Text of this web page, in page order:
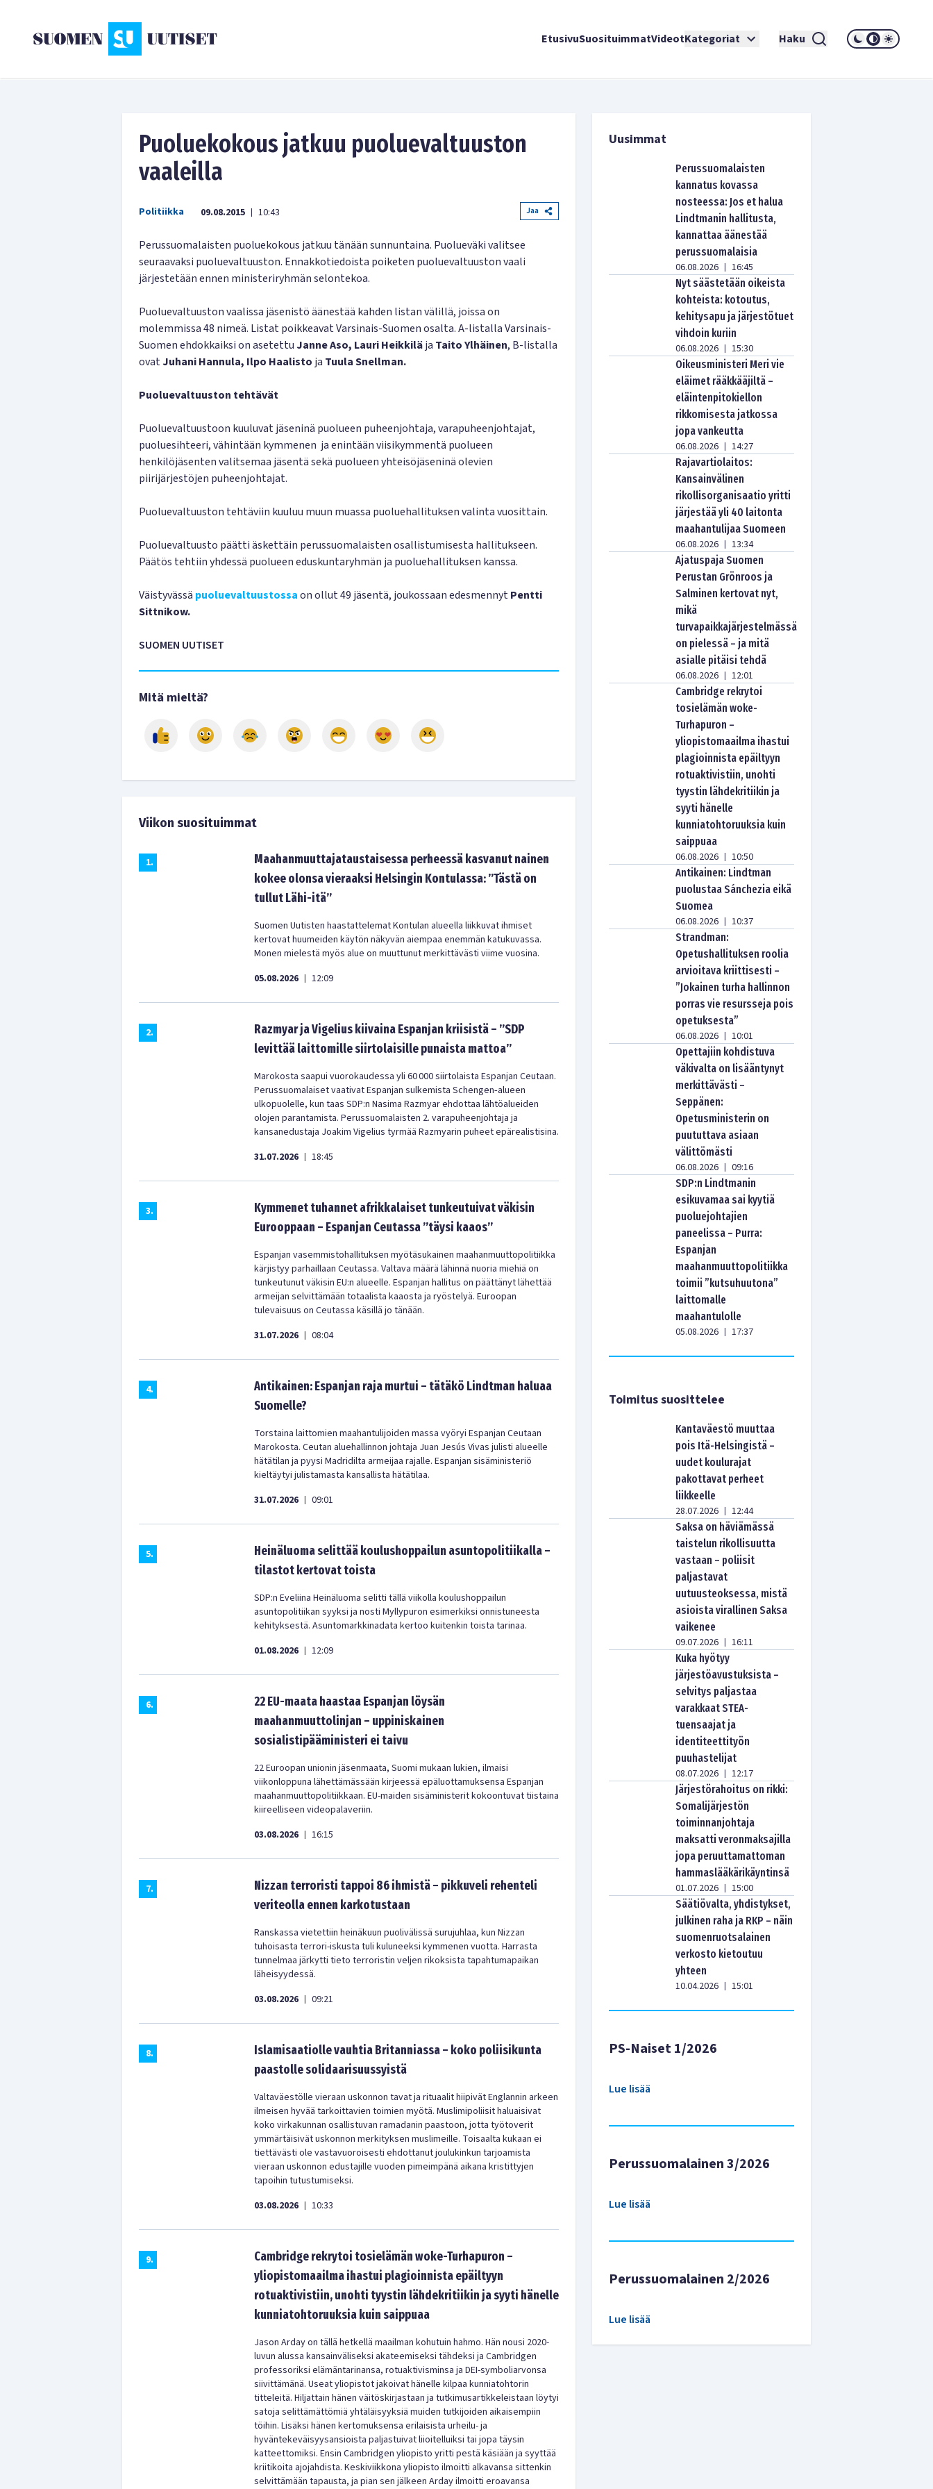
EtusivuSuosituimmatVideotKategoriat Haku
Puoluekokous jatkuu puoluevaltuuston
vaaleilla
Politiikka 09.08.2015 | 10:43 Jaa
Perussuomalaisten puoluekokous jatkuu tänään sunnuntaina. Puolueväki valitsee
seuraavaksi puoluevaltuuston. Ennakkotiedoista poiketen puoluevaltuuston vaali
järjestetään ennen ministeriryhmän selontekoa.
Puoluevaltuuston vaalissa jäsenistö äänestää kahden listan välillä, joissa on
molemmissa 48 nimeä. Listat poikkeavat Varsinais-Suomen osalta. A-listalla Varsinais-
Suomen ehdokkaiksi on asetettu Janne Aso, Lauri Heikkiläja Taito Ylhäinen, B-listalla
ovatJuhani Hannula, Ilpo Haalisto ja Tuula Snellman.
Puoluevaltuuston tehtävät
Puoluevaltuustoon kuuluvat jäseninä puolueen puheenjohtaja, varapuheenjohtajat,
puoluesihteeri, vähintään kymmenen ja enintään viisikymmentä puolueen
henkilöjäsenten valitsemaa jäsentä sekä puolueen yhteisöjäseninä olevien
piirijärjestöjen puheenjohtajat.
Puoluevaltuuston tehtäviin kuuluu muun muassa puoluehallituksen valinta vuosittain.
Puoluevaltuusto päätti äskettäin perussuomalaisten osallistumisesta hallitukseen.
Päätös tehtiin yhdessä puolueen eduskuntaryhmän ja puoluehallituksen kanssa.
Väistyvässä puoluevaltuustossaon ollut 49 jäsentä, joukossaan edesmennytPentti
Sittnikow.
SUOMEN UUTISET
Mitä mieltä?
Viikon suosituimmat
1.
Maahanmuuttajataustaisessa perheessä kasvanut nainen
kokee olonsa vieraaksi Helsingin Kontulassa: ”Tästä on
tullut Lähi-itä”
Suomen Uutisten haastattelemat Kontulan alueella liikkuvat ihmiset
kertovat huumeiden käytön näkyvän aiempaa enemmän katukuvassa.
Monen mielestä myös alue on muuttunut merkittävästi viime vuosina.
05.08.2026 | 12:09
2.
Razmyar ja Vigelius kiivaina Espanjan kriisistä – ”SDP
levittää laittomille siirtolaisille punaista mattoa”
Marokosta saapui vuorokaudessa yli 60 000 siirtolaista Espanjan Ceutaan.
Perussuomalaiset vaativat Espanjan sulkemista Schengen‑alueen
ulkopuolelle, kun taas SDP:n Nasima Razmyar ehdottaa lähtöalueiden
olojen parantamista. Perussuomalaisten 2. varapuheenjohtaja ja
kansanedustaja Joakim Vigelius tyrmää Razmyarin puheet epärealistisina.
31.07.2026 | 18:45
3.
Kymmenet tuhannet afrikkalaiset tunkeutuivat väkisin
Eurooppaan – Espanjan Ceutassa ”täysi kaaos”
Espanjan vasemmistohallituksen myötäsukainen maahanmuuttopolitiikka
kärjistyy parhaillaan Ceutassa. Valtava määrä lähinnä nuoria miehiä on
tunkeutunut väkisin EU:n alueelle. Espanjan hallitus on päättänyt lähettää
armeijan selvittämään totaalista kaaosta ja ryöstelyä. Euroopan
tulevaisuus on Ceutassa käsillä jo tänään.
31.07.2026 | 08:04
4.
Antikainen: Espanjan raja murtui – tätäkö Lindtman haluaa
Suomelle?
Torstaina laittomien maahantulijoiden massa vyöryi Espanjan Ceutaan
Marokosta. Ceutan aluehallinnon johtaja Juan Jesús Vivas julisti alueelle
hätätilan ja pyysi Madridilta armeijaa rajalle. Espanjan sisäministeriö
kieltäytyi julistamasta kansallista hätätilaa.
31.07.2026 | 09:01
5.
Heinäluoma selittää koulushoppailun asuntopolitiikalla –
tilastot kertovat toista
SDP:n Eveliina Heinäluoma selitti tällä viikolla koulushoppailun
asuntopolitiikan syyksi ja nosti Myllypuron esimerkiksi onnistuneesta
kehityksestä. Asuntomarkkinadata kertoo kuitenkin toista tarinaa.
01.08.2026 | 12:09
6.
22 EU-maata haastaa Espanjan löysän
maahanmuuttolinjan – uppiniskainen
sosialistipääministeri ei taivu
22 Euroopan unionin jäsenmaata, Suomi mukaan lukien, ilmaisi
viikonloppuna lähettämässään kirjeessä epäluottamuksensa Espanjan
maahanmuuttopolitiikkaan. EU-maiden sisäministerit kokoontuvat tiistaina
kiireelliseen videopalaveriin.
03.08.2026 | 16:15
7.
Nizzan terroristi tappoi 86 ihmistä – pikkuveli rehenteli
veriteolla ennen karkotustaan
Ranskassa vietettiin heinäkuun puolivälissä surujuhlaa, kun Nizzan
tuhoisasta terrori-iskusta tuli kuluneeksi kymmenen vuotta. Harrasta
tunnelmaa järkytti tieto terroristin veljen rikoksista tapahtumapaikan
läheisyydessä.
03.08.2026 | 09:21
8.
Islamisaatiolle vauhtia Britanniassa – koko poliisikunta
paastolle solidaarisuussyistä
Valtaväestölle vieraan uskonnon tavat ja rituaalit hiipivät Englannin arkeen
ilmeisen hyvää tarkoittavien toimien myötä. Muslimipoliisit haluaisivat
koko virkakunnan osallistuvan ramadanin paastoon, jotta työtoverit
ymmärtäisivät uskonnon merkityksen muslimeille. Toisaalta kukaan ei
tiettävästi ole vastavuoroisesti ehdottanut joulukinkun tarjoamista
vieraan uskonnon edustajille vuoden pimeimpänä aikana kristittyjen
tapoihin tutustumiseksi.
03.08.2026 | 10:33
9.
Cambridge rekrytoi tosielämän woke-Turhapuron –
yliopistomaailma ihastui plagioinnista epäiltyyn
rotuaktivistiin, unohti tyystin lähdekritiikin ja syyti hänelle
kunniatohtoruuksia kuin saippuaa
Jason Arday on tällä hetkellä maailman kohutuin hahmo. Hän nousi 2020-
luvun alussa kansainväliseksi akateemiseksi tähdeksi ja Cambridgen
professoriksi elämäntarinansa, rotuaktivisminsa ja DEI-symboliarvonsa
siivittämänä. Useat yliopistot jakoivat hänelle kilpaa kunniatohtorin
titteleitä. Hiljattain hänen väitöskirjastaan ja tutkimusartikkeleistaan löytyi
satoja selittämättömiä yhtäläisyyksiä muiden tutkijoiden aikaisempiin
töihin. Lisäksi hänen kertomuksensa erilaisista urheilu- ja
hyväntekeväisyysansioista paljastuivat liioitelluiksi tai jopa täysin
katteettomiksi. Ensin Cambridgen yliopisto yritti pestä käsiään ja syyttää
kriitikoita ajojahdista. Keskiviikkona yliopisto ilmoitti alkavansa sittenkin
selvittämään tapausta, ja pian sen jälkeen Arday ilmoitti eroavansa
Uusimmat
Perussuomalaisten
kannatus kovassa
nosteessa: Jos et halua
Lindtmanin hallitusta,
kannattaa äänestää
perussuomalaisia
06.08.2026 | 16:45
Nyt säästetään oikeista
kohteista: kotoutus,
kehitysapu ja järjestötuet
vihdoin kuriin
06.08.2026 | 15:30
Oikeusministeri Meri vie
eläimet rääkkääjiltä –
eläintenpitokiellon
rikkomisesta jatkossa
jopa vankeutta
06.08.2026 | 14:27
Rajavartiolaitos:
Kansainvälinen
rikollisorganisaatio yritti
järjestää yli 40 laitonta
maahantulijaa Suomeen
06.08.2026 | 13:34
Ajatuspaja Suomen
Perustan Grönroos ja
Salminen kertovat nyt,
mikä
turvapaikkajärjestelmässä
on pielessä – ja mitä
asialle pitäisi tehdä
06.08.2026 | 12:01
Cambridge rekrytoi
tosielämän woke-
Turhapuron –
yliopistomaailma ihastui
plagioinnista epäiltyyn
rotuaktivistiin, unohti
tyystin lähdekritiikin ja
syyti hänelle
kunniatohtoruuksia kuin
saippuaa
06.08.2026 | 10:50
Antikainen: Lindtman
puolustaa Sánchezia eikä
Suomea
06.08.2026 | 10:37
Strandman:
Opetushallituksen roolia
arvioitava kriittisesti –
”Jokainen turha hallinnon
porras vie resursseja pois
opetuksesta”
06.08.2026 | 10:01
Opettajiin kohdistuva
väkivalta on lisääntynyt
merkittävästi –
Seppänen:
Opetusministerin on
puututtava asiaan
välittömästi
06.08.2026 | 09:16
SDP:n Lindtmanin
esikuvamaa sai kyytiä
puoluejohtajien
paneelissa – Purra:
Espanjan
maahanmuuttopolitiikka
toimii ”kutsuhuutona”
laittomalle
maahantulolle
05.08.2026 | 17:37
Toimitus suosittelee
Kantaväestö muuttaa
pois Itä-Helsingistä –
uudet koulurajat
pakottavat perheet
liikkeelle
28.07.2026 | 12:44
Saksa on häviämässä
taistelun rikollisuutta
vastaan – poliisit
paljastavat
uutuusteoksessa, mistä
asioista virallinen Saksa
vaikenee
09.07.2026 | 16:11
Kuka hyötyy
järjestöavustuksista –
selvitys paljastaa
varakkaat STEA-
tuensaajat ja
identiteettityön
puuhastelijat
08.07.2026 | 12:17
Järjestörahoitus on rikki:
Somalijärjestön
toiminnanjohtaja
maksatti veronmaksajilla
jopa peruuttamattoman
hammaslääkärikäyntinsä
01.07.2026 | 15:00
Säätiövalta, yhdistykset,
julkinen raha ja RKP – näin
suomenruotsalainen
verkosto kietoutuu
yhteen
10.04.2026 | 15:01
PS-Naiset 1/2026
Lue lisää
Perussuomalainen 3/2026
Lue lisää
Perussuomalainen 2/2026
Lue lisää